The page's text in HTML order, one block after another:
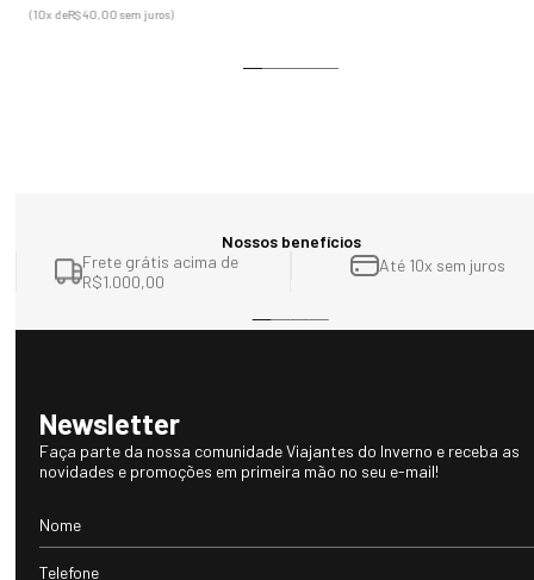
(10x deR$40 00sem juros)
Bota feminina rasteira forrada em lã natural New Vancouver
(10x deR$ 59,00 sem juros)